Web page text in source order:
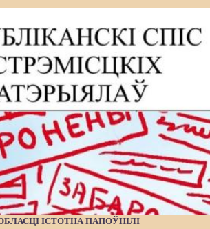
ІСТОТНА ПАПОЎНІЛІ